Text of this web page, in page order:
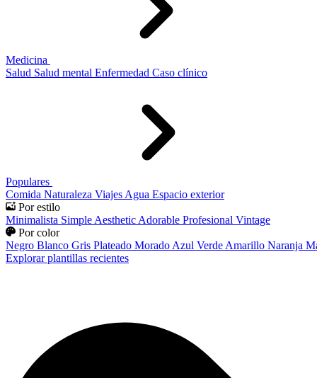
Medicina
Salud Salud mental Enfermedad Caso clínico
Populares
Comida Naturaleza Viajes Agua Espacio exterior
Por estilo
Minimalista Simple Aesthetic Adorable Profesional Vintage
Por color
Negro Blanco Gris Plateado Morado Azul Verde Amarillo Naranja
Explorar plantillas recientes